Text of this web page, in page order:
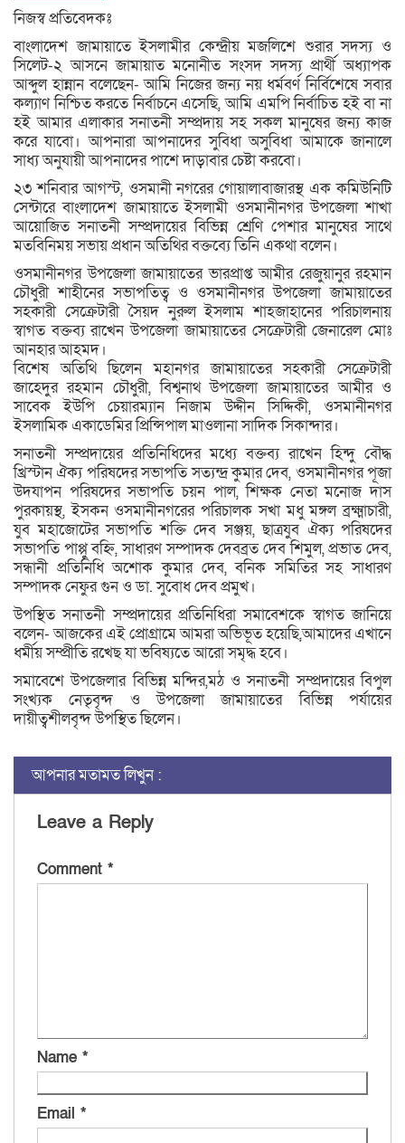
নিজস্ব প্রতিবেদকঃ
বাংলাদেশ জামায়াতে ইসলামীর কেন্দ্রীয় মজলিশে শুরার সদস্য ও
সিলেট-২ আসনে জামায়াত মনোনীত সংসদ সদস্য প্রার্থী অধ্যাপক
আব্দুল হান্নান বলেছেন- আমি নিজের জন্য নয় ধর্মবর্ণ নির্বিশেষে সবার
কল্যাণ নিশ্চিত করতে নির্বাচনে এসেছি, আমি এমপি নির্বাচিত হই বা না
হই আমার এলাকার সনাতনী সম্প্রদায় সহ সকল মানুষের জন্য কাজ
করে যাবো। আপনারা আপনাদের সুবিধা অসুবিধা আমাকে জানালে
সাধ্য অনুযায়ী আপনাদের পাশে দাড়াবার চেষ্টা করবো।
২৩ শনিবার আগস্ট, ওসমানী নগরের গোয়ালাবাজারস্থ এক কমিউনিটি
সেন্টারে বাংলাদেশ জামায়াতে ইসলামী ওসমানীনগর উপজেলা শাখা
আয়োজিত সনাতনী সম্প্রদায়ের বিভিন্ন শ্রেণি পেশার মানুষের সাথে
মতবিনিময় সভায় প্রধান অতিথির বক্তব্যে তিনি একথা বলেন।
ওসমানীনগর উপজেলা জামায়াতের ভারপ্রাপ্ত আমীর রেজুয়ানুর রহমান
চৌধুরী শাহীনের সভাপতিত্ব ও ওসমানীনগর উপজেলা জামায়াতের
সহকারী সেক্রেটারী সৈয়দ নুরুল ইসলাম শাহজাহানের পরিচালনায়
স্বাগত বক্তব্য রাখেন উপজেলা জামায়াতের সেক্রেটারী জেনারেল মোঃ
আনহার আহমদ।
বিশেষ অতিথি ছিলেন মহানগর জামায়াতের সহকারী সেক্রেটারী
জাহেদুর রহমান চৌধুরী, বিশ্বনাথ উপজেলা জামায়াতের আমীর ও
সাবেক ইউপি চেয়ারম্যান নিজাম উদ্দীন সিদ্দিকী, ওসমানীনগর
ইসলামিক একাডেমির প্রিন্সিপাল মাওলানা সাদিক সিকান্দার।
সনাতনী সম্প্রদায়ের প্রতিনিধিদের মধ্যে বক্তব্য রাখেন হিন্দু বৌদ্ধ
খ্রিস্টান ঐক্য পরিষদের সভাপতি সত্যন্দ্র কুমার দেব, ওসমানীনগর পূজা
উদযাপন পরিষদের সভাপতি চয়ন পাল, শিক্ষক নেতা মনোজ দাস
পুরকায়স্থ, ইসকন ওসমানীনগরের পরিচালক সখা মধু মঙ্গল ব্রক্ষ্মাচারী,
যুব মহাজোটের সভাপতি শক্তি দেব সঞ্জয়, ছাত্রযুব ঐক্য পরিষদের
সভাপতি পাপ্পু বহ্নি, সাধারণ সম্পাদক দেবব্রত দেব শিমুল, প্রভাত দেব,
সন্ধানী প্রতিনিধি অশোক কুমার দেব, বনিক সমিতির সহ সাধারণ
সম্পাদক নেফুর গুন ও ডা. সুবোধ দেব প্রমুখ।
উপস্থিত সনাতনী সম্প্রদায়ের প্রতিনিধিরা সমাবেশকে স্বাগত জানিয়ে
বলেন- আজকের এই প্রোগ্রামে আমরা অভিভূত হয়েছি,আমাদের এখানে
ধর্মীয় সম্প্রীতি রখেছ যা ভবিষ্যতে আরো সমৃদ্ধ হবে।
সমাবেশে উপজেলার বিভিন্ন মন্দির,মঠ ও সনাতনী সম্প্রদায়ের বিপুল
সংখ্যক নেতৃবৃন্দ ও উপজেলা জামায়াতের বিভিন্ন পর্যায়ের
দায়ীত্বশীলবৃন্দ উপস্থিত ছিলেন।
আপনার মতামত লিখুন :
Leave a Reply
Comment *
Name *
Email *